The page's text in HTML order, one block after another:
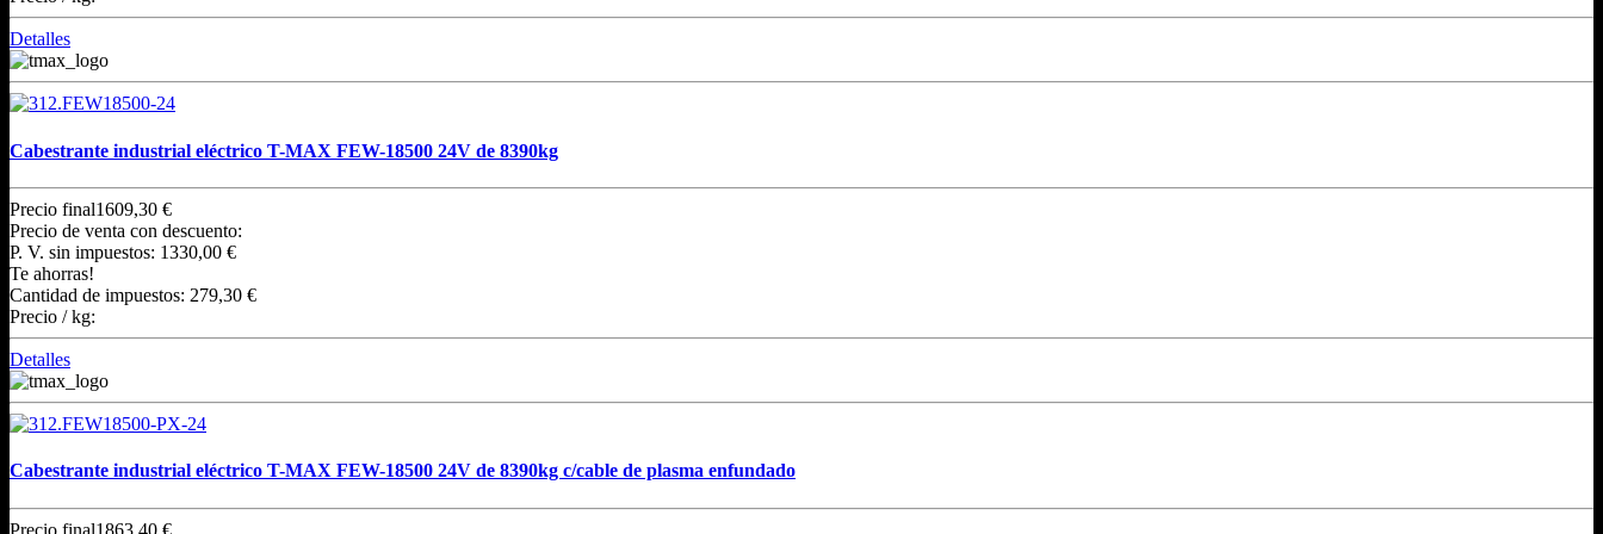
Detalles
Cabestrante industrial eléctrico T-MAX FEW-18500 24V de 8390kg
Precio final1609,30 €
Precio de venta con descuento:
P. V. sin impuestos: 1330,00 €
Te ahorras!
Cantidad de impuestos: 279,30 €
Precio / kg:
Detalles
Cabestrante industrial eléctrico T-MAX FEW-18500 24V de 8390kg c/cable de plasma enfundado
Precio final1863,40 €